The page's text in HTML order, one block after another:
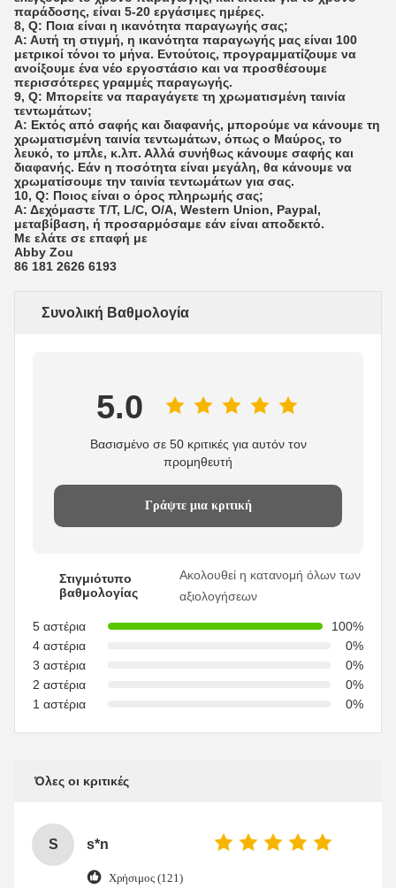
παράδοσης, είναι 5-20 εργάσιμες ημέρες.
8, Q: Ποια είναι η ικανότητα παραγωγής σας;
Α: Αυτή τη στιγμή, η ικανότητα παραγωγής μας είναι 100
μετρικοί τόνοι το μήνα. Εντούτοις, προγραμματίζουμε να
ανοίξουμε ένα νέο εργοστάσιο και να προσθέσουμε
περισσότερες γραμμές παραγωγής.
9, Q: Μπορείτε να παραγάγετε τη χρωματισμένη ταινία
τεντωμάτων;
Α: Εκτός από σαφής και διαφανής, μπορούμε να κάνουμε τη
χρωματισμένη ταινία τεντωμάτων, όπως ο Μαύρος, το
λευκό, το μπλε, κ.λπ. Αλλά συνήθως κάνουμε σαφής και
διαφανής. Εάν η ποσότητα είναι μεγάλη, θα κάνουμε να
χρωματίσουμε την ταινία τεντωμάτων για σας.
10, Q: Ποιος είναι ο όρος πληρωμής σας;
Α: Δεχόμαστε T/T, L/C, O/A, Western Union, Paypal,
μεταβίβαση, ή προσαρμόσαμε εάν είναι αποδεκτό.
Με ελάτε σε επαφή με
Abby Zou
86 181 2626 6193
Συνολική Βαθμολογία
5.0
Βασισμένο σε 50 κριτικές για αυτόν τον
προμηθευτή
Γράψτε μια κριτική
Στιγμιότυπο
βαθμολογίας
Ακολουθεί η κατανομή όλων των
αξιολογήσεων
5 αστέρια
100%
4 αστέρια
0%
3 αστέρια
0%
2 αστέρια
0%
1 αστέρια
0%
Όλες οι κριτικές
S s*n
Χρήσιμος (121)